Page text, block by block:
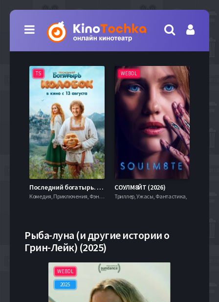
TS
Последний богатырь. Колобок (2026)
Комедия, Приключения, Фэнтези,
WEBDL
СОУЛМ8ЙТ (2026)
Триллер, Ужасы, Фантастика,
Рыба-луна (и другие истории о
Грин-Лейк) (2025)
WEBDL
2025